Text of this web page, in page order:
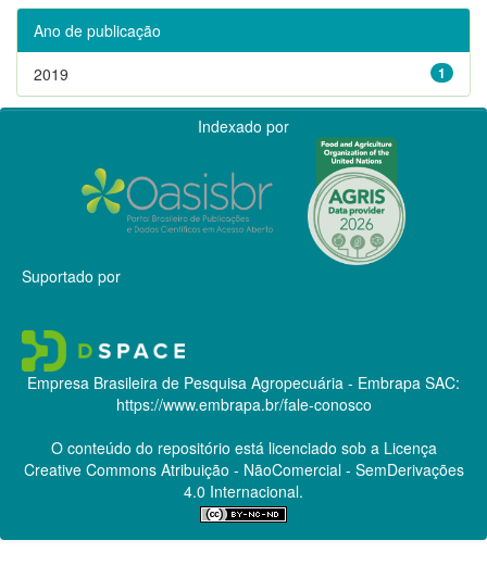
Ano de publicação
1
2019
Indexado por
Suportado por
Empresa Brasileira de Pesquisa Agropecuária - Embrapa SAC:
https://www.embrapa.br/fale-conosco
O conteúdo do repositório está licenciado sob a Licença
Creative CommonsAtribuição - NãoComercial - SemDerivações
4.0 Internacional.